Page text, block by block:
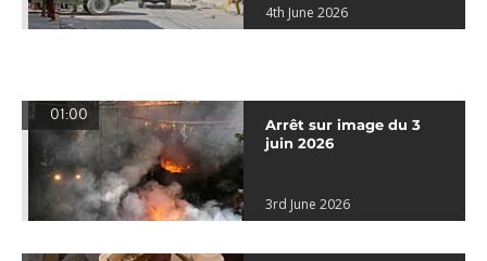
4th June 2026
01:00
Arrêt sur image du 3
juin 2026
3rd June 2026